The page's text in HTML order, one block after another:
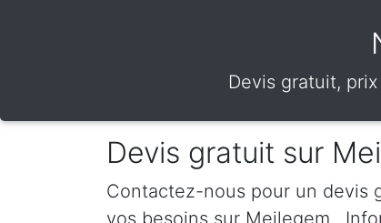
Devis gratuit,
Devis gratuit sur
Contactez-nous pour un devis
vos besoins sur Meilegem .